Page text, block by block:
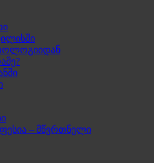
– მწვრთნელი